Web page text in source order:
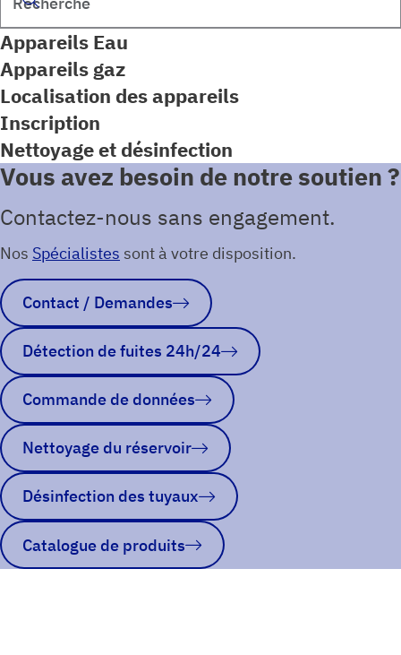
Appareils Eau
Appareils gaz
Localisation des appareils
Inscription
Nettoyage et désinfection
Vous avez besoin de notre soutien ?
Contactez-nous sans engagement.
Nos Spécialistes sont à votre disposition.
Contact / Demandes
Détection de fuites 24h/24
Commande de données
Nettoyage du réservoir
Désinfection des tuyaux
Catalogue de produits